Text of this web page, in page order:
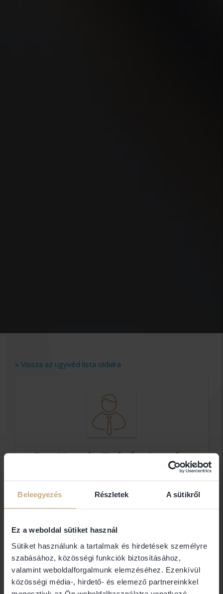
Beleegyezés Részletek A sütikről
Ez a weboldal sütiket használ
Sütiket használunk a tartalmak és hirdetések személyre
szabásához, közösségi funkciók biztosításához,
valamint weboldalforgalmunk elemzéséhez. Ezenkívül
közösségi média-, hirdető- és elemező partnereinkkel
» Vissza az ügyvéd lista oldalra
Dr. Kocsis Zoltán István
DR.KOCSIS ZOLTÁN ÜGYVÉDI IRODA
Elérhetőségek
4025 Debrecen